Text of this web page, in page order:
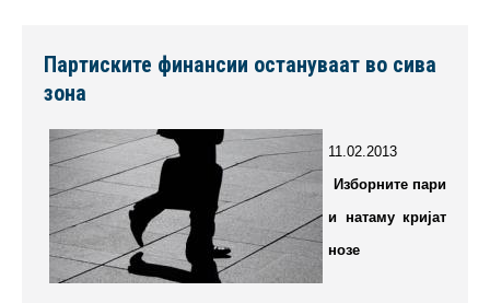
Партиските финансии остануваат во сива
зона
11.02.2013
Изборните пари
и натаму кријат
нозе